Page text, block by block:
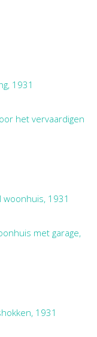
1931
het vervaardigen
1931
met garage,
1931